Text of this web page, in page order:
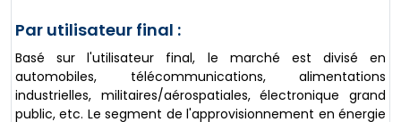
Par utilisateur final :
Basé sur l'utilisateur final, le marché est divisé en
automobiles, télécommunications, alimentations
industrielles, militaires/aérospatiales, électronique grand
public, etc. Le segment de l'approvisionnement en énergie